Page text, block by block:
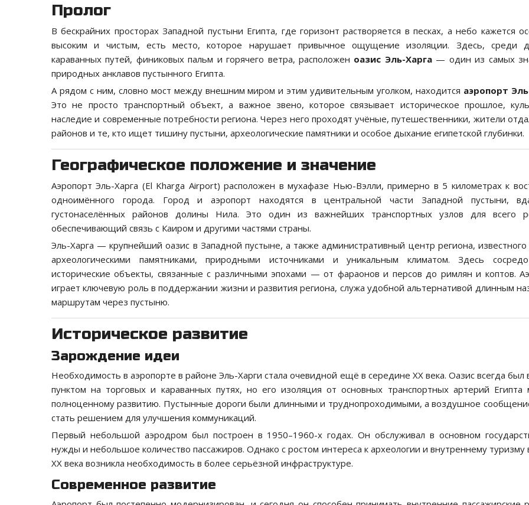
Пролог
В бескрайних просторах Западной пустыни Египта, где горизонт растворяется в песках, а небо кажется
высоким и чистым, есть место, которое нарушает привычное ощущение изоляции. Здесь, среди
караванных путей, финиковых пальм и горячего ветра, расположен оазис Эль-Харга— один из самых
природных анклавов пустынного Египта.
А рядом с ним, словно мост между внешним миром и этим удивительным уголком, находится аэропорт
Это не просто транспортный объект, а важное звено, которое связывает историческое прошлое,
наследие и современные потребности региона. Через него проходят учёные, путешественники, жители
районов и те, кто ищет тишину пустыни, археологические памятники и особое дыхание египетской глубинки.
Географическое положение и значение
Аэропорт Эль-Харга (El Kharga Airport) расположен в мухафазе Нью-Вэлли, примерно в 5 километрах к
одноимённого города. Город и аэропорт находятся в центральной части Западной пустыни,
густонаселённых районов долины Нила. Это один из важнейших транспортных узлов для всего
обеспечивающий связь с Каиром и другими частями страны.
Эль-Харга — крупнейший оазис в Западной пустыне, а также административный центр региона, известного
археологическими памятниками, природными источниками и уникальным климатом. Здесь
исторические объекты, связанные с различными эпохами — от фараонов и персов до римлян и коптов.
играет ключевую роль в поддержании жизни и развития региона, служа удобной альтернативой длинным
маршрутам через пустыню.
Историческое развитие
Зарождение идеи
Необходимость в аэропорте в районе Эль-Харги стала очевидной ещё в середине XX века. Оазис всегда
пунктом на торговых и караванных путях, но его изоляция от основных транспортных артерий Египта
полноценному развитию. Пустынные дороги были длинными и труднопроходимыми, а воздушное
стать решением для улучшения коммуникаций.
Первый небольшой аэродром был построен в 1950–1960-х годах. Он обслуживал в основном
нужды и небольшое количество пассажиров. Однако с ростом интереса к археологии и внутреннему туризму
XX века возникла необходимость в более серьёзной инфраструктуре.
Современное развитие